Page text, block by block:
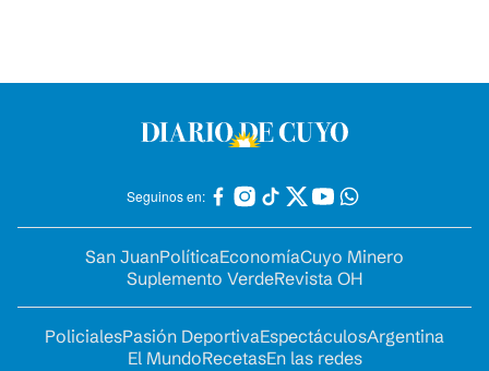
Seguinos en:
San JuanPolíticaEconomíaCuyo Minero
Suplemento VerdeRevista OH
PolicialesPasión DeportivaEspectáculosArgentina
El MundoRecetasEn las redes